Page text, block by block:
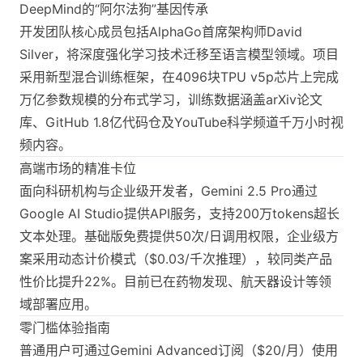
DeepMind的“阿尔法狗”基因传承
开发团队核心成员包括AlphaGo首席架构师David
Silver，将深度强化学习技术迁移至语言模型领域。项目
采用新型混合训练框架，在4096块TPU v5p芯片上完成
万亿参数规模的分布式学习，训练数据涵盖arXiv论文
库、GitHub 1.8亿代码仓及YouTube科学频道千万小时视
频内容。
高端市场的精准卡位
面向科研机构与企业级开发者，Gemini 2.5 Pro通过
Google AI Studio提供API服务，支持200万tokens超长
文本处理。基础版免费提供50次/日调用权限，企业级方
案采用动态计价模式（$0.03/千次推理），较同类产品
性价比提升22%。目前已在药物发现、航天器设计等领
域部署应用。
零门槛体验指南
普通用户可通过Gemini Advanced订阅（$20/月）使用